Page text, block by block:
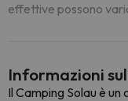
effettive possono
Informazioni
Il Camping Solau è